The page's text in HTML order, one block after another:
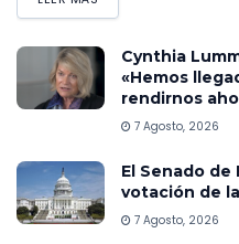
Cynthia
«Hemos
rendirnos
7 Agosto, 2026
El Senado de
votación de
7 Agosto, 2026